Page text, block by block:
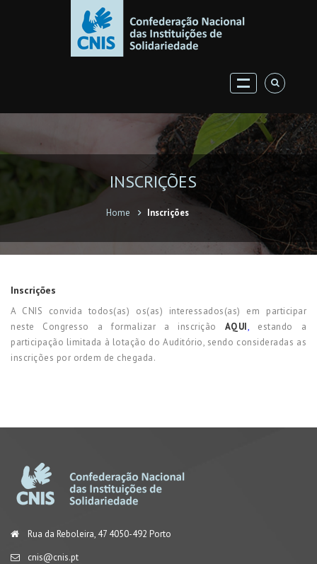
INSCRIÇÕES
Home Inscrições
Inscrições
A CNIS convida todos(as) os(as) interessados(as) em participar
neste Congresso a formalizar a inscrição AQUI, estando a
participação limitada à lotação do Auditório, sendo consideradas as
inscrições por ordem de chegada.
Rua da Reboleira, 47 4050-492 Porto
cnis@cnis.pt